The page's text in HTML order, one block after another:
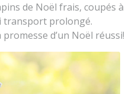
de Noël frais, coupés à
transport prolongé.
d’un Noël réussi!